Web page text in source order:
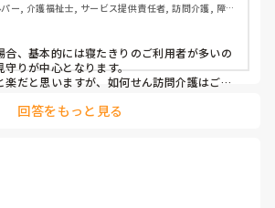
ー, 介護福祉士, サービス提供責任者, 訪問介護, 障害
合、基本的には寝たきりのご利用者が多いの
守りが中心となります。
楽だと思いますが、如何せん訪問介護はご利
こともあります。
らないのが現状です。
で、充分ご検討願います。
回答をもっと見る